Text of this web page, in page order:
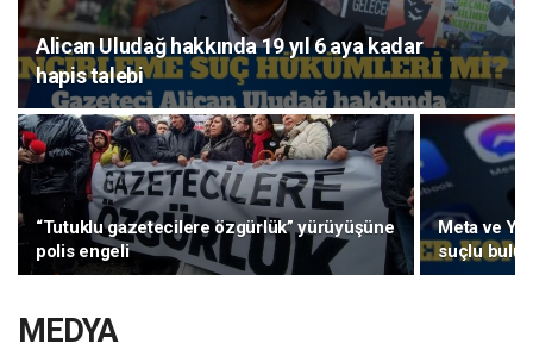
Alican Uludağ hakkında 19 yıl 6 aya kadar
hapis talebi
“Tutuklu gazetecilere özgürlük” yürüyüşüne
polis engeli
Meta ve
suçlu
MEDYA